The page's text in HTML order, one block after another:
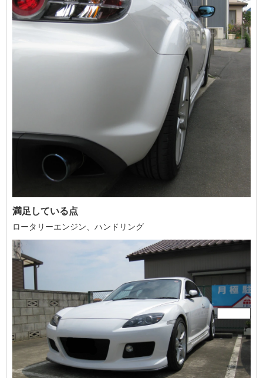
満足している点
ロータリーエンジン、ハンドリング